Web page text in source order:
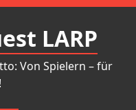
LARP
Von Spielern – für